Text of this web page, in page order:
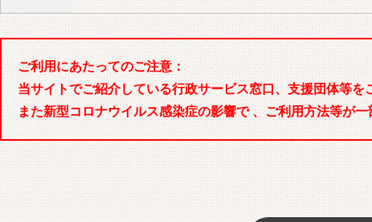
ご利用にあたってのご注意：
当サイトでご紹介している行政サービス窓口、支援団体等
また新型コロナウイルス感染症の影響で 、ご利用方法等が